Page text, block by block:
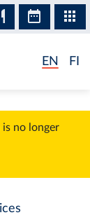
EN FI
no longer